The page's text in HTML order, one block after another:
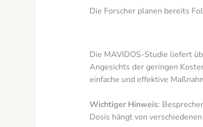
Die Forscher planen bereits
Die MAVIDOS-Studie liefert
Angesichts der geringen
einfache und effektive
Wichtiger Hinweis:
Dosis hängt von